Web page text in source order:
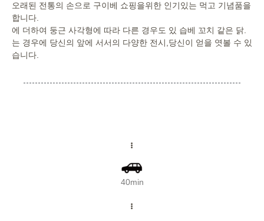
오래된 전통의 손으로 구이베 쇼핑을위한 인기있는 먹고 기념품을
합니다.
에 더하여 둥근 사각형에 따라 다른 경우도 있 습베 꼬치 같은 닭.
는 경우에 당신의 앞에 서서의 다양한 전시,당신이 얻을 엿볼 수 있
습니다.
40min